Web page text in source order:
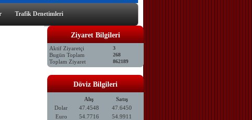
Trafik Denetimleri
Ziyaret Bilgileri
Aktif Ziyaretçi 3
Bugün Toplam 268
Toplam Ziyaret 862189
Döviz Bilgileri
Alış
Satış
Dolar
47.4548
47.6450
Euro
54.7716 54.9911